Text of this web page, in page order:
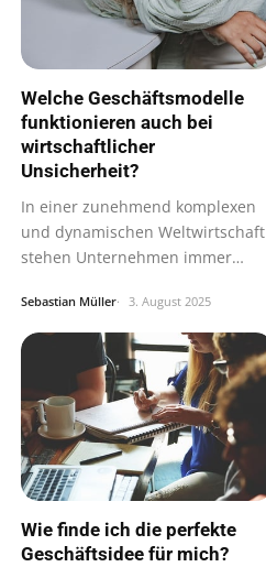
Welche Geschäftsmodelle
funktionieren auch bei
wirtschaftlicher
Unsicherheit?
In einer zunehmend komplexen
und dynamischen Weltwirtschaft
stehen Unternehmen immer
Sebastian Müller 3. August 2025
Wie finde ich die perfekte
Geschäftsidee für mich?